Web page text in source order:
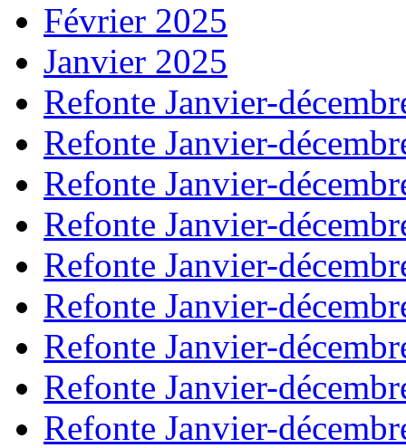
Février 2025
Janvier 2025
Refonte Janvier-
Refonte Janvier-
Refonte Janvier-
Refonte Janvier-
Refonte Janvier-
Refonte Janvier-
Refonte Janvier-
Refonte Janvier-
Refonte Janvier-